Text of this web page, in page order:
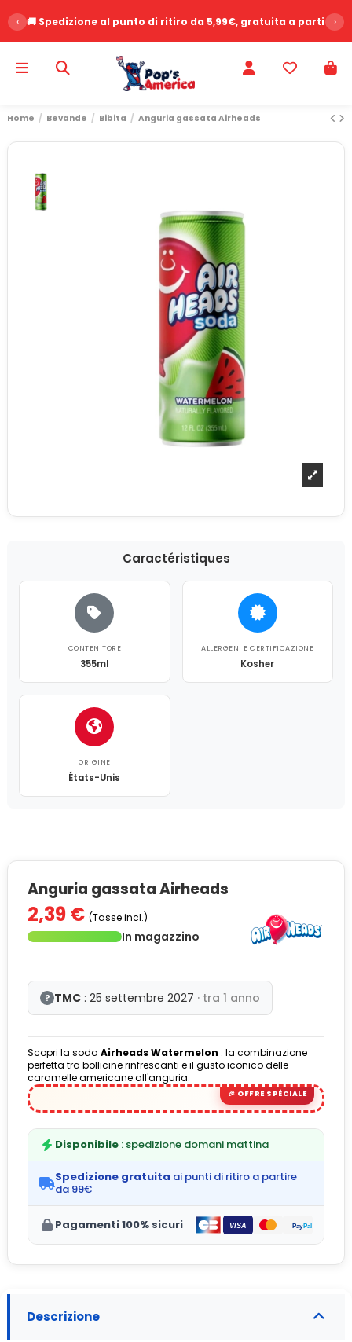
‹ 🚚 Spedizione al punto di ritiro da 5,99€, gratuita a partire›
Home Bevande Bibita Anguria gassata Airheads
Caractéristiques
CONTENITORE
355ml
ALLERGENI E CERTIFICAZIONE
Kosher
ORIGINE
États-Unis
Anguria gassata Airheads
2,39 € (Tasse incl.)
In magazzino
? TMC : 25 settembre 2027 · tra 1 anno
Scopri la soda Airheads Watermelon : la combinazione
perfetta tra bollicine rinfrescanti e il gusto iconico delle
caramelle americane all'anguria.
Disponibile : spedizione domani mattina
Spedizione gratuita ai punti di ritiro a partire
da 99€
Pagamenti 100% sicuri
Descrizione